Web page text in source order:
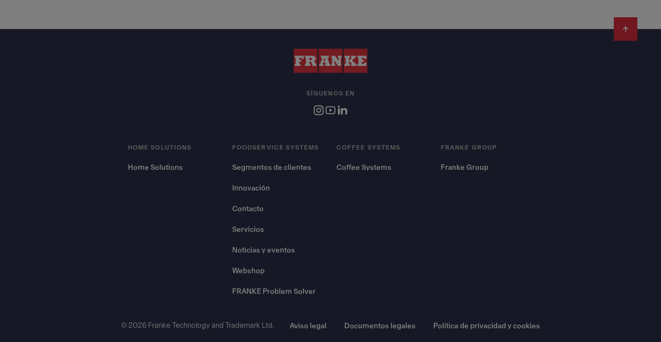
HOME SOLUTIONS
Home Solutions
FOODSERVICE SYSTEMS
Segmentos de clientes
Innovación
Contacto
Servicios
Noticias y eventos
Webshop
FRANKE Problem Solver
COFFEE SYSTEMS
Coffee Systems
FRANKE GROUP
Franke Group
SÍGUENOS EN
© 2026 Franke Technology and Trademark Ltd. Aviso legal Documentos legales Política de privacidad y cookies